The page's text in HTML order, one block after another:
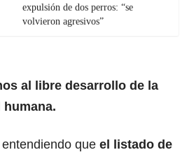
expulsión de dos perros: “se
volvieron agresivos”
al libre desarrollo de la
que el listado de